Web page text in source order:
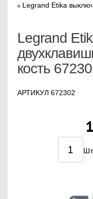
Legrand Etika
Legrand
кость
АРТИКУЛ 672302
Шт.